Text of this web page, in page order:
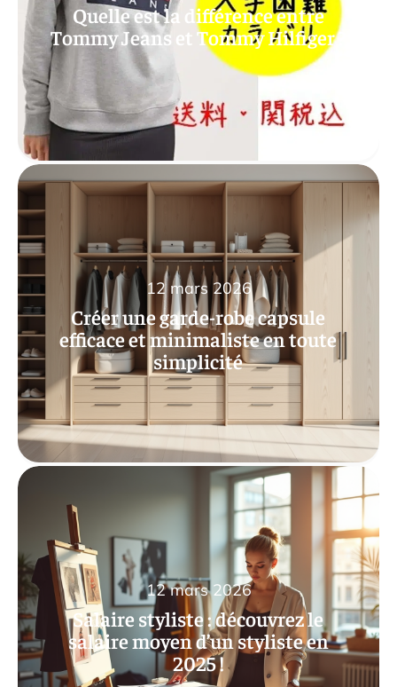
Quelle est la différence entre
Tommy Jeans et Tommy Hilfiger ?
Créer une garde-robe capsule
efficace et minimaliste en toute
simplicité
12 mars 2026
Salaire styliste : découvrez le
salaire moyen d’un styliste en
2025 !
12 mars 2026